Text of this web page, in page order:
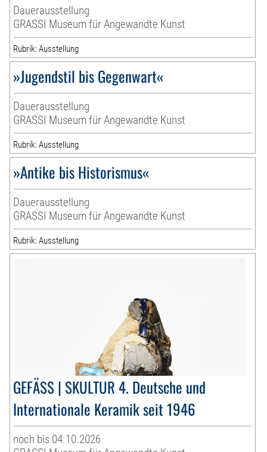
Dauerausstellung
GRASSI Museum für Angewandte Kunst
Rubrik: Ausstellung
»Jugendstil bis Gegenwart«
Dauerausstellung
GRASSI Museum für Angewandte Kunst
Rubrik: Ausstellung
»Antike bis Historismus«
Dauerausstellung
GRASSI Museum für Angewandte Kunst
Rubrik: Ausstellung
GEFÄSS | SKULTUR 4. Deutsche und
Internationale Keramik seit 1946
noch bis 04.10.2026